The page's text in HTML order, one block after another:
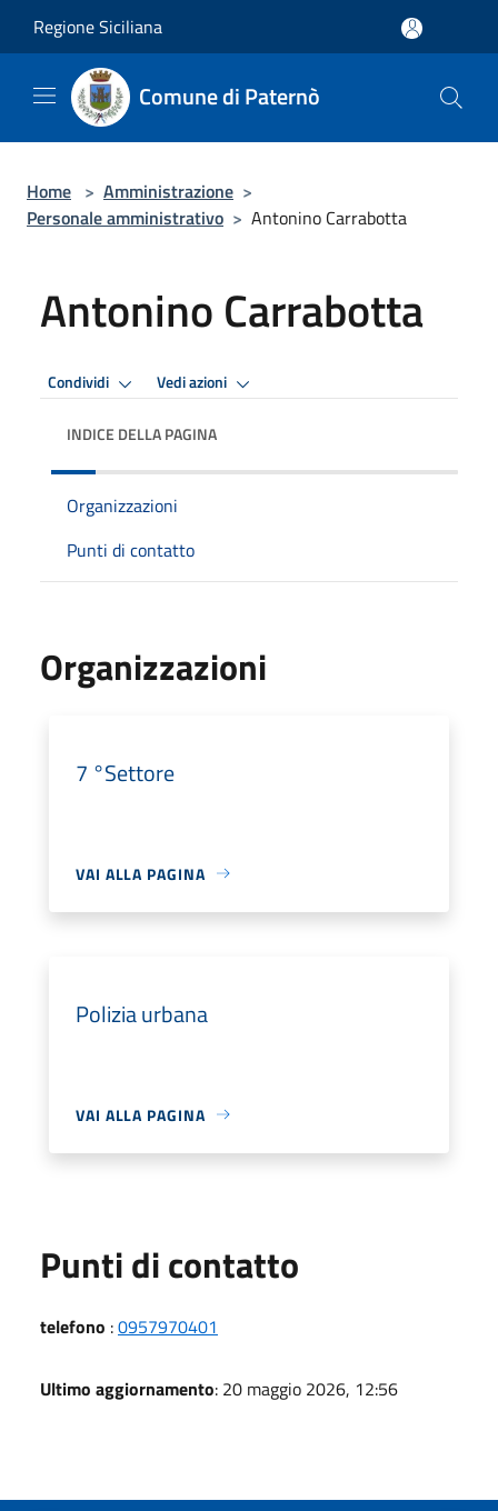
Regione Siciliana
Comune di Paternò
Home > Amministrazione >
Personale amministrativo > Antonino Carrabotta
Antonino Carrabotta
Condividi Vedi azioni
INDICE DELLA PAGINA
Organizzazioni
Punti di contatto
Organizzazioni
7 °Settore
VAI ALLA PAGINA
Polizia urbana
VAI ALLA PAGINA
Punti di contatto
telefono :0957970401
Ultimo aggiornamento: 20 maggio 2026, 12:56